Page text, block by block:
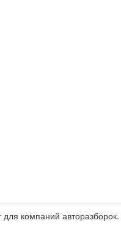
компаний авторазборок.